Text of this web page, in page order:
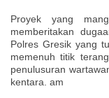
Proyek yang
memberitakan
Polres Gresik yang
memenuh titik
penulusuran
kentara. am